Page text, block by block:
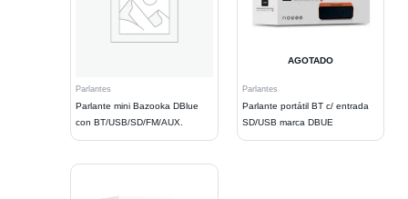
Parlantes
Parlante mini Bazooka DBlue
con BT/USB/SD/FM/AUX.
AGOTADO
Parlantes
Parlante portátil BT c/ entrada
SD/USB marca DBUE